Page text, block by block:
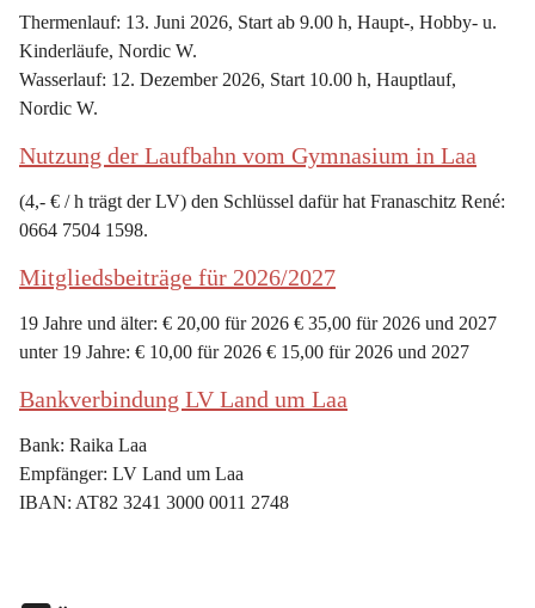
Thermenlauf: 13. Juni 2026, Start ab 9.00 h, Haupt-, Hobby- u.
Kinderläufe, Nordic W.
Wasserlauf: 12. Dezember 2026, Start 10.00 h, Hauptlauf,
Nordic W.
Nutzung der Laufbahn vom Gymnasium in Laa
(4,- € / h trägt der LV) den Schlüssel dafür hat Franaschitz René:
0664 7504 1598.
Mitgliedsbeiträge für 2026/2027
19 Jahre und älter: € 20,00 für 2026 € 35,00 für 2026 und 2027
unter 19 Jahre: € 10,00 für 2026 € 15,00 für 2026 und 2027
Bankverbindung LV Land um Laa
Bank: Raika Laa
Empfänger: LV Land um Laa
IBAN: AT82 3241 3000 0011 2748